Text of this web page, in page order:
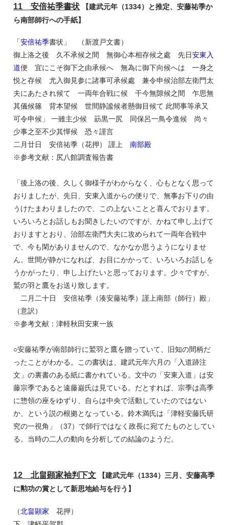
11 安倍祐季書状 【建武元年（1334）と推定、安藤祐季か
ら南部師行への手紙】
「安倍祐季書状」 （新渡戸文書）
御上洛之後 久不承候之間 無御心本相存候之處 先日安東入
道便 宜にこそ御下之由承候へ 無為に御下向候へは 一身之
悦と存候 尤入御見参に諸事可承候處 兼令申候治部左衛門太
夫にあたされ候て 一両年合戦に候 干今無隙候之間 乍思無
其儀候篠 背本望候 世間静謐候者懸御目候て 此間事等承又
可令申候」 一雖主少候 筯黒一尻 同保呂一鳥令進候 尚々
少事之至不少其憚候 恐々謹言
二月廿日 安倍祐季（花押） 謹上南部殿
※参考文献：尻八館調査報告書
「後上洛の後、久しく御様子がわからなく、心もとなく思って
おりましたが、先日、安東入道からの便りで、無事お下りの由
うけたまわりましたので、この上ないことと喜んでおります。
いろいろとお話しもお聞きしたいのですが、かねて申し上げて
おりますとおり、治部左衛門大夫に攻められて一両年合戦中
で、今も閑がありませんので、なかなか思うようになりませ
ん。世間が静かになれば、お目にかかって、いろいろお話しを
うかがったり、申し上げたいと思っております。少々ですが、
鷲の羽と鷹をお送り致します。
二月二十日 安倍祐季（湊安藤祐季）謹上南部（師行）殿」
（意訳）
※参考文献：津軽秋田安東一族
○安藤祐季が南部師行に鷲羽と鷹を贈っていて、旧知の間柄だ
ったことがわかる。この書状は、建武元年六月の「入道跡注
文」の裏書のある紙に書かれている。文中の「安東入道」は安
藤宗季であると遠藤巌氏は見ている。だとすれば、宗季は高季
に惣領の座をゆずり、自らは中央で活動していたのではない
か、という説の根拠となっている。鈴木満氏は「津軽安藤氏研
究の一視角」（37）で師行ではなく政長に宛てたものとしてい
る。当時の二人の動向を分析しての結論のようだ。
12 北畠顕家袖判下文 【建武元年（1334）三月、安藤高季
に勲功の賞として新思地給与を行う】
（北畠顕家 花押）